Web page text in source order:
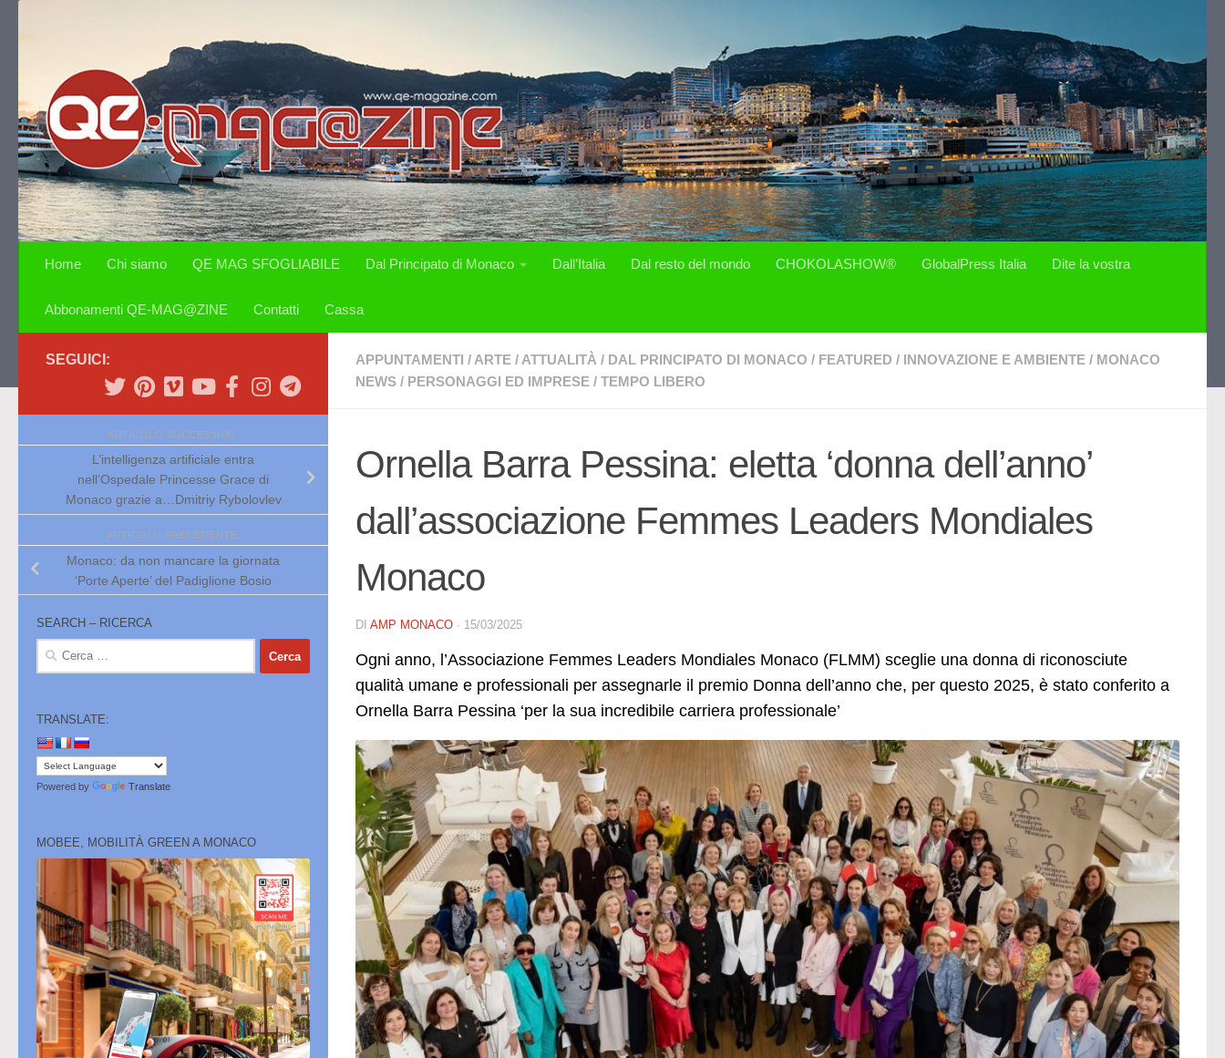
Home Chi siamo QE MAG SFOGLIABILE Dal Principato di Monaco Dall’Italia Dal resto del mondo CHOKOLASHOW® GlobalPress Italia Dite la vostra
Abbonamenti QE-MAG@ZINE Contatti Cassa
APPUNTAMENTI / ARTE / ATTUALITÀ / DAL PRINCIPATO DI MONACO / FEATURED / INNOVAZIONE E AMBIENTE / MONACO
NEWS / PERSONAGGI ED IMPRESE / TEMPO LIBERO
Ornella Barra Pessina: eletta ‘donna dell’anno’
dall’associazione Femmes Leaders Mondiales
Monaco
DI AMP MONACO · 15/03/2025
Ogni anno, l’Associazione Femmes Leaders Mondiales Monaco (FLMM) sceglie una donna di riconosciute
qualità umane e professionali per assegnarle il premio Donna dell’anno che, per questo 2025, è stato conferito a
Ornella Barra Pessina ‘per la sua incredibile carriera professionale’
SEGUICI:
ARTICOLO SUCCESSIVO
L’intelligenza artificiale entra
nell’Ospedale Princesse Grace di
Monaco grazie a…Dmitriy Rybolovlev
ARTICOLO PRECEDENTE
Monaco: da non mancare la giornata
‘Porte Aperte’ del Padiglione Bosio
SEARCH – RICERCA
Ricerca
TRANSLATE:
Powered by Translate
MOBEE, MOBILITÀ GREEN A MONACO